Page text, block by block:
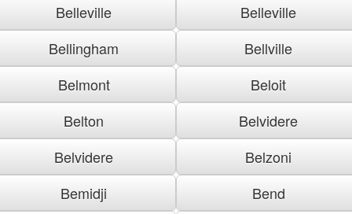
Belleville
Belleville
Bellingham
Bellville
Belmont
Beloit
Belton
Belvidere
Belvidere
Belzoni
Bemidji
Bend